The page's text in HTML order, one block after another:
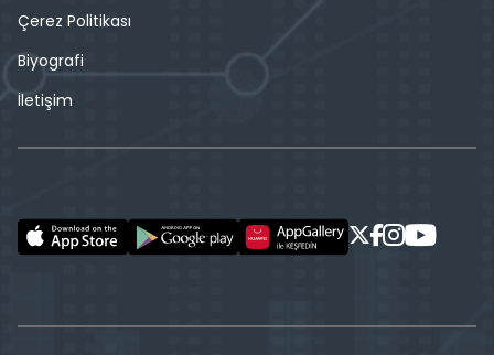
Çerez Politikası
Biyografi
İletişim